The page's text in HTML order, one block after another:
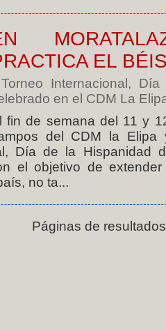
EL
Internacional,
en el CDM La
fin de semana del 11 y
del CDM la
Día de la Hispanidad
el objetivo de
no ta...
Páginas de